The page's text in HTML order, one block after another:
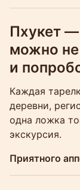
Пхукет —
можно не
и
Каждая
деревни,
одна ложка
экскурсия.
Приятного